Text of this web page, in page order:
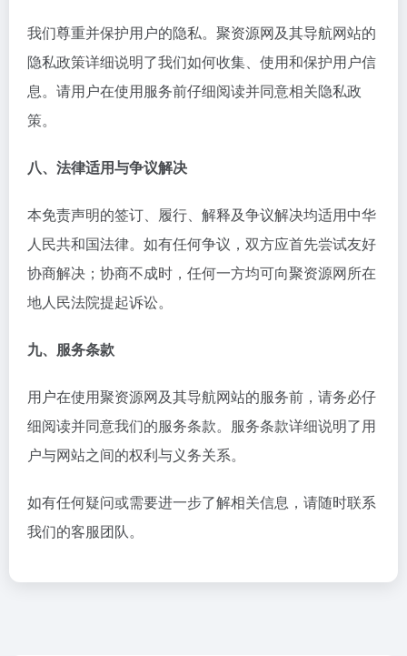
我们尊重并保护用户的隐私。聚资源网及其导航网站的
隐私政策详细说明了我们如何收集、使用和保护用户信
息。请用户在使用服务前仔细阅读并同意相关隐私政
策。
八、法律适用与争议解决
本免责声明的签订、履行、解释及争议解决均适用中华
人民共和国法律。如有任何争议，双方应首先尝试友好
协商解决；协商不成时，任何一方均可向聚资源网所在
地人民法院提起诉讼。
九、服务条款
用户在使用聚资源网及其导航网站的服务前，请务必仔
细阅读并同意我们的服务条款。服务条款详细说明了用
户与网站之间的权利与义务关系。
如有任何疑问或需要进一步了解相关信息，请随时联系
我们的客服团队。